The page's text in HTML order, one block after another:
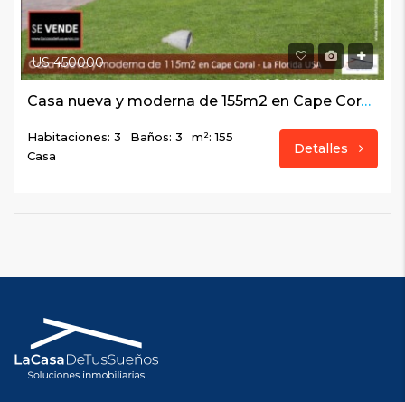
US 450000
Casa nueva y moderna de 155m2 en Cape Coral – La Florida USA
Habitaciones: 3 Baños: 3
m²: 155
Casa
Detalles